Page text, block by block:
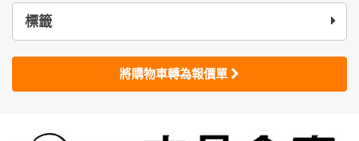
標籤
將購物車轉為報價單